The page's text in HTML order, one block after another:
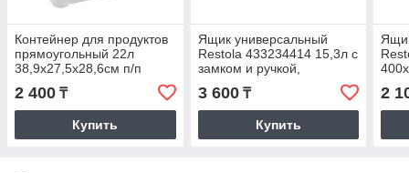
Контейнер для продуктов
прямоугольный 22л
38,9х27,5х28,6см п/п
Кристалл Restola |
431275201
2 400 ₸
Купить
Ящик универсальный
Restola 433234414 15,3л с
замком и ручкой,
390х290х180, прозрачный
3 600₸
Купить
2